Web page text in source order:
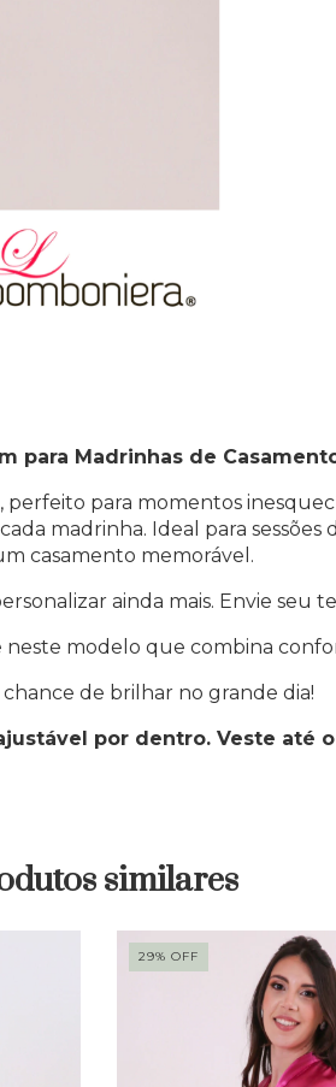
para Madrinhas de
perfeito para momentos
madrinha. Ideal para sessões
casamento memorável.
ainda mais. Envie seu
neste modelo que combina
chance de brilhar no grande dia!
por dentro. Veste até
similares
29% OFF